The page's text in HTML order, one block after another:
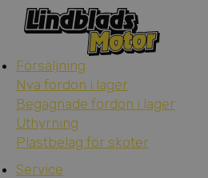
Försäljning
Nya fordon i lager
Begagnade fordon i lager
Uthyrning
Plastbelag för skoter
Service